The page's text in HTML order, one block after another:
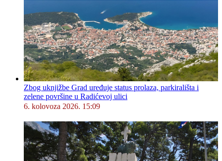
Zbog uknjižbe Grad uređuje status prolaza, parkirališta i
zelene površine u Radićevoj ulici
6. kolovoza 2026. 15:09